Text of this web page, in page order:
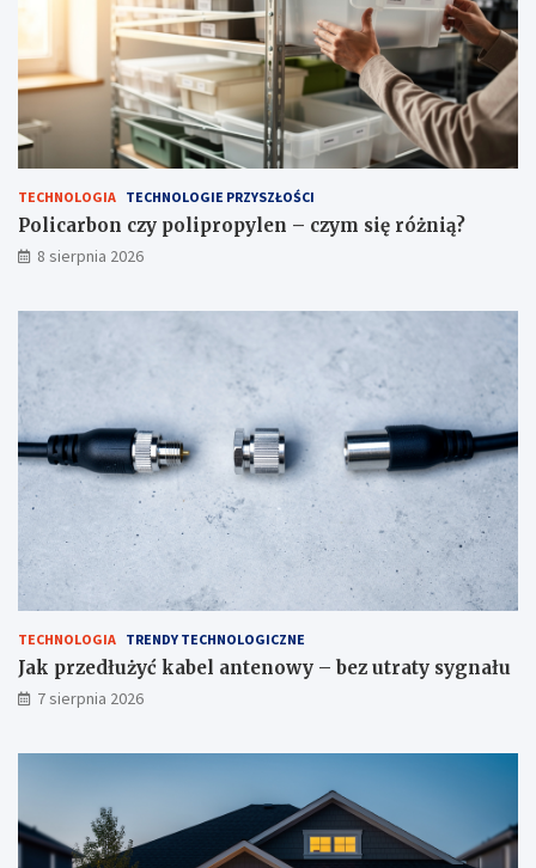
ę
r
ó
ż
n
i
ą
?
TECHNOLOGIA TECHNOLOGIE PRZYSZŁOŚCI
Policarbon czy polipropylen – czym się różnią?
8 sierpnia 2026
TECHNOLOGIA TRENDY TECHNOLOGICZNE
Jak przedłużyć kabel antenowy – bez utraty sygnału
7 sierpnia 2026